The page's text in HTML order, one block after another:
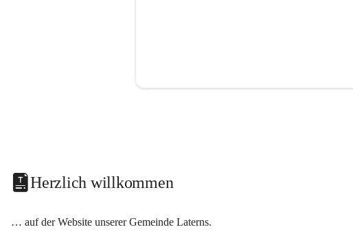
Herzlich willkommen
… auf der Website unserer Gemeinde Laterns.